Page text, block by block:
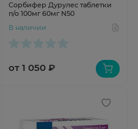
Сорбифер Дурулес таблетки
п/о 100мг 60мг N50
В наличии
от 1 050 ₽